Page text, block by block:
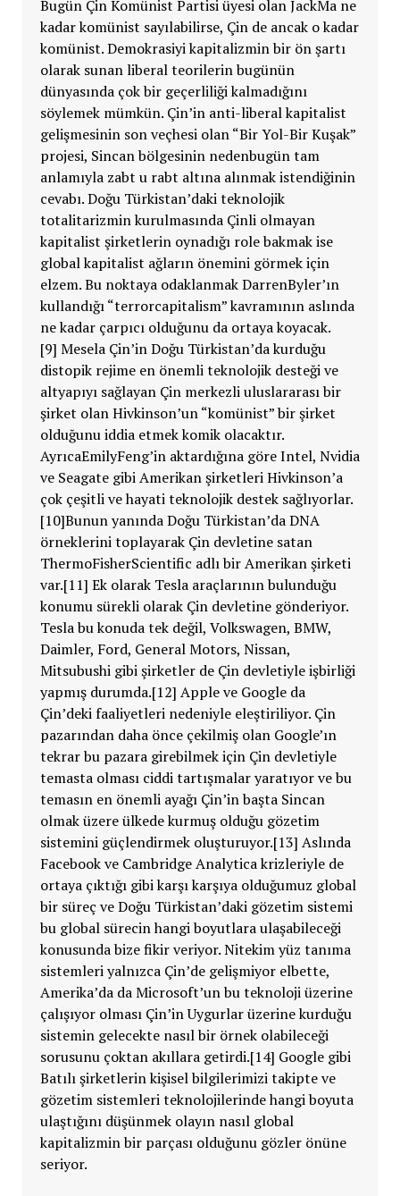
Bugün Çin Komünist Partisi üyesi olan JackMa ne
kadar komünist sayılabilirse, Çin de ancak o kadar
komünist. Demokrasiyi kapitalizmin bir ön şartı
olarak sunan liberal teorilerin bugünün
dünyasında çok bir geçerliliği kalmadığını
söylemek mümkün. Çin’in anti-liberal kapitalist
gelişmesinin son veçhesi olan “Bir Yol-Bir Kuşak”
projesi, Sincan bölgesinin nedenbugün tam
anlamıyla zabt u rabt altına alınmak istendiğinin
cevabı. Doğu Türkistan’daki teknolojik
totalitarizmin kurulmasında Çinli olmayan
kapitalist şirketlerin oynadığı role bakmak ise
global kapitalist ağların önemini görmek için
elzem. Bu noktaya odaklanmak DarrenByler’ın
kullandığı “terrorcapitalism” kavramının aslında
ne kadar çarpıcı olduğunu da ortaya koyacak.
[9] Mesela Çin’in Doğu Türkistan’da kurduğu
distopik rejime en önemli teknolojik desteği ve
altyapıyı sağlayan Çin merkezli uluslararası bir
şirket olan Hivkinson’un “komünist” bir şirket
olduğunu iddia etmek komik olacaktır.
AyrıcaEmilyFeng’in aktardığına göre Intel, Nvidia
ve Seagate gibi Amerikan şirketleri Hivkinson’a
çok çeşitli ve hayati teknolojik destek sağlıyorlar.
[10]Bunun yanında Doğu Türkistan’da DNA
örneklerini toplayarak Çin devletine satan
ThermoFisherScientific adlı bir Amerikan şirketi
var.[11] Ek olarak Tesla araçlarının bulunduğu
konumu sürekli olarak Çin devletine gönderiyor.
Tesla bu konuda tek değil, Volkswagen, BMW,
Daimler, Ford, General Motors, Nissan,
Mitsubushi gibi şirketler de Çin devletiyle işbirliği
yapmış durumda.[12] Apple ve Google da
Çin’deki faaliyetleri nedeniyle eleştiriliyor. Çin
pazarından daha önce çekilmiş olan Google’ın
tekrar bu pazara girebilmek için Çin devletiyle
temasta olması ciddi tartışmalar yaratıyor ve bu
temasın en önemli ayağı Çin’in başta Sincan
olmak üzere ülkede kurmuş olduğu gözetim
sistemini güçlendirmek oluşturuyor.[13] Aslında
Facebook ve Cambridge Analytica krizleriyle de
ortaya çıktığı gibi karşı karşıya olduğumuz global
bir süreç ve Doğu Türkistan’daki gözetim sistemi
bu global sürecin hangi boyutlara ulaşabileceği
konusunda bize fikir veriyor. Nitekim yüz tanıma
sistemleri yalnızca Çin’de gelişmiyor elbette,
Amerika’da da Microsoft’un bu teknoloji üzerine
çalışıyor olması Çin’in Uygurlar üzerine kurduğu
sistemin gelecekte nasıl bir örnek olabileceği
sorusunu çoktan akıllara getirdi.[14] Google gibi
Batılı şirketlerin kişisel bilgilerimizi takipte ve
gözetim sistemleri teknolojilerinde hangi boyuta
ulaştığını düşünmek olayın nasıl global
kapitalizmin bir parçası olduğunu gözler önüne
seriyor.